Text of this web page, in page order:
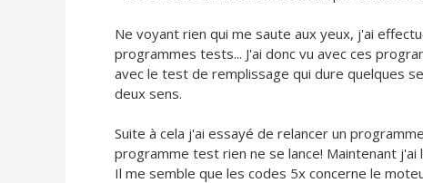
Ne voyant rien qui me saute aux yeux, j'ai
programmes tests... J'ai donc vu avec ces
avec le test de remplissage qui dure quelques
deux sens.
Suite à cela j'ai essayé de relancer un
programme test rien ne se lance! Maintenant
Il me semble que les codes 5x concerne le